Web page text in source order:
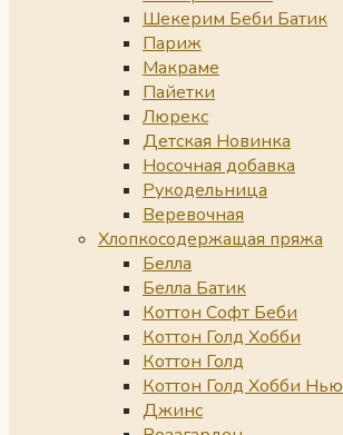
Шекерим Беби Батик
Париж
Макраме
Пайетки
Люрекс
Детская Новинка
Носочная добавка
Рукодельница
Веревочная
Хлопкосодержащая пряжа
Белла
Белла Батик
Коттон Софт Беби
Коттон Голд Хобби
Коттон Голд
Коттон Голд Хобби Нью
Джинс